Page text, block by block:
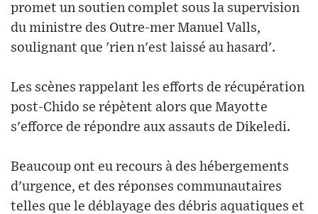
promet un soutien complet sous la supervision
du ministre des Outre-mer Manuel Valls,
soulignant que 'rien n'est laissé au hasard'.
Les scènes rappelant les efforts de récupération
post-Chido se répètent alors que Mayotte
s'efforce de répondre aux assauts de Dikeledi.
Beaucoup ont eu recours à des hébergements
d'urgence, et des réponses communautaires
telles que le déblayage des débris aquatiques et